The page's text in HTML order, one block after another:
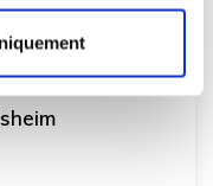
logements à